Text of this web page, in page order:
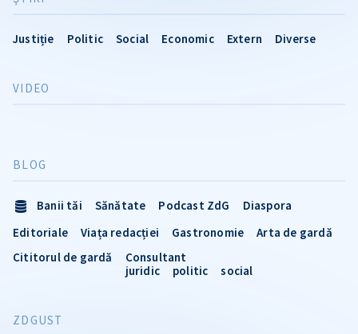
Justiție Politic Social Economic Extern Diverse
VIDEO
BLOG
Banii tăi Sănătate Podcast ZdG
Diaspora
Editoriale
Viața redacției Gastronomie
Arta de gardă
Cititorul de gardă
Consultant
juridic
politic social
ZDGUST